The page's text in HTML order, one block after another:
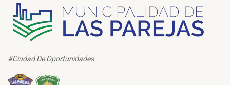
#Ciudad De Oportunidades